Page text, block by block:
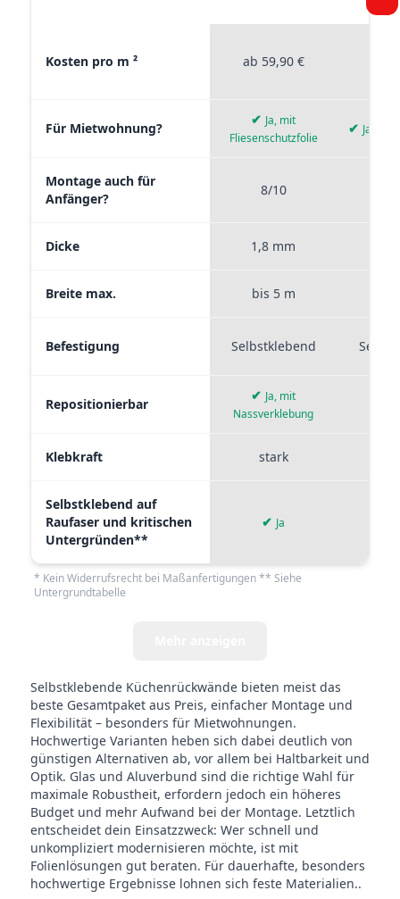
Kosten pro m ² ab 59,90 €
Für Mietwohnung?
✔ Ja, mit
Fliesenschutzfolie
✔ Ja,
Montage auch für
Anfänger?
8/10
Dicke 1,8 mm
Breite max. bis 5 m
Befestigung Selbstklebend
Repositionierbar
✔ Ja, mit
Nassverklebung
Klebkraft stark
Selbstklebend auf
Raufaser und kritischen
Untergründen**
✔ Ja
* Kein Widerrufsrecht bei Maßanfertigungen ** Siehe
Untergrundtabelle
Selbstklebende Küchenrückwände bieten meist das
beste Gesamtpaket aus Preis, einfacher Montage und
Flexibilität – besonders für Mietwohnungen.
Hochwertige Varianten heben sich dabei deutlich von
günstigen Alternativen ab, vor allem bei Haltbarkeit und
Optik. Glas und Aluverbund sind die richtige Wahl für
maximale Robustheit, erfordern jedoch ein höheres
Budget und mehr Aufwand bei der Montage. Letztlich
entscheidet dein Einsatzzweck: Wer schnell und
unkompliziert modernisieren möchte, ist mit
Folienlösungen gut beraten. Für dauerhafte, besonders
hochwertige Ergebnisse lohnen sich feste Materialien..